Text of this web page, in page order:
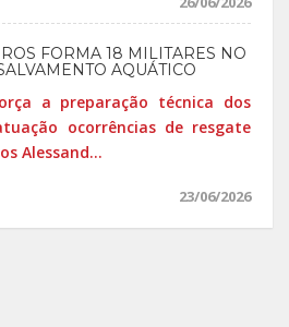
FORMA 18 MILITARES NO
AQUÁTICO
a preparação técnica dos
ocorrências de resgate
Alessand...
23/06/2026